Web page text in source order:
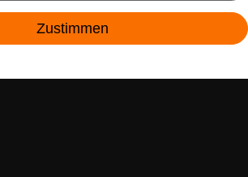
Zustimmen
** Hierbei handelt es sich um ein Pflichtfeld.